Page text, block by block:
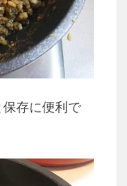
存に便利で